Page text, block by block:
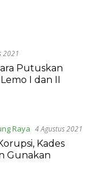
2021
Putuskan
I dan II
Raya 4 Agustus 2021
Kades
Gunakan